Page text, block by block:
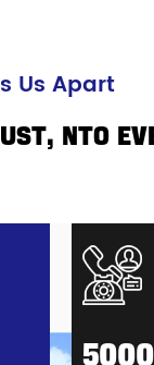
Us Apart
NTO
5000